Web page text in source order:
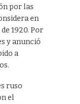
por las
en
1920. Por
y anunció
a
ruso
el